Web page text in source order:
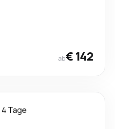
ab€ 142
4 Tage